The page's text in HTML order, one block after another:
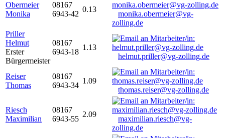
Obermeier
Monika
08167
6943-42
0.13
monika.obermeier@vg-
zolling.de
Priller
Helmut
Erster
Bürgermeister
08167
6943-18
1.13
helmut.priller@vg-zolling.de
Reiser
Thomas
08167
6943-34
1.09
thomas.reiser@vg-zolling.de
Riesch
Maximilian
08167
6943-55
2.09
maximilian.riesch@vg-
zolling.de